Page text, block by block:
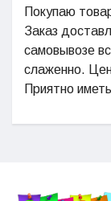
Покупаю
Заказ
самовывозе
слаженно.
Приятно